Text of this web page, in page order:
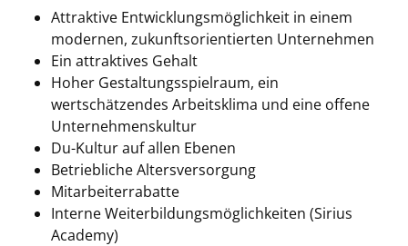
Attraktive Entwicklungsmöglichkeit in einem
modernen, zukunftsorientierten Unternehmen
Ein attraktives Gehalt
Hoher Gestaltungsspielraum, ein
wertschätzendes Arbeitsklima und eine offene
Unternehmenskultur
Du-Kultur auf allen Ebenen
Betriebliche Altersversorgung
Mitarbeiterrabatte
Interne Weiterbildungsmöglichkeiten (Sirius
Academy)